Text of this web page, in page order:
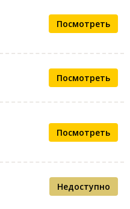
Посмотреть
Посмотреть
Посмотреть
Недоступно